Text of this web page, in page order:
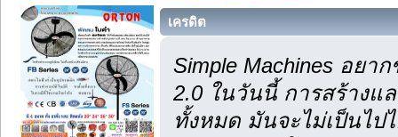
เครดิต
Simple Machines อย
2.0 ในวันนี้ การสร้างแ
ทั้งหมด มันจะไม่เป็นไป